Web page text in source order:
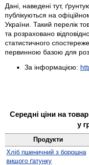
Дані, наведені тут,
публікуються на
України. Такий перелік
та розраховано
статистичного
первинною базою для
За інформацією:
Середні ціни на
у
Продукти
Хліб пшеничний з борошна
вищого ґатунку